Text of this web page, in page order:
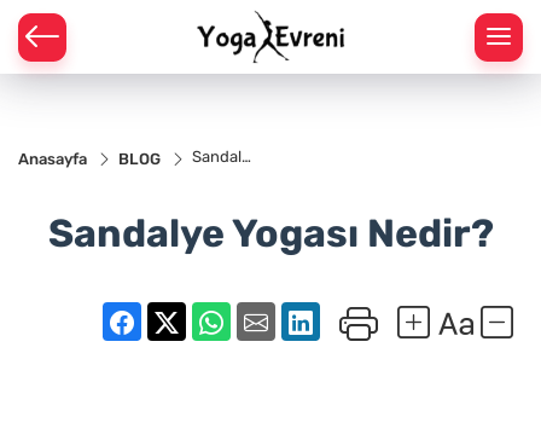
POZLARI
POZLARI
Anasayfa BLOG
Sandalye
Sandalye Yogası Nedir?